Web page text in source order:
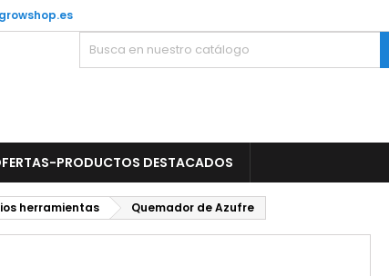
PRODUCTOS DESTACADOS
herramientas Quemador de Azufre